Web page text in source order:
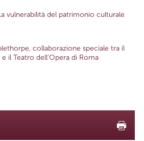
vulnerabilità del patrimonio culturale
collaborazione speciale tra il
e il Teatro dell'Opera di Roma